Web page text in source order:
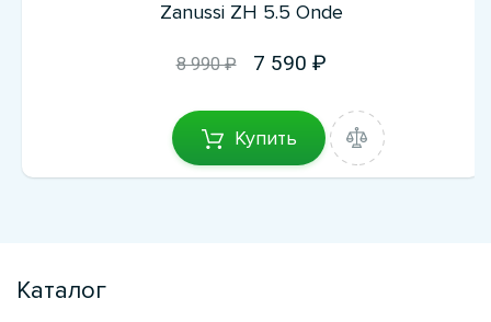
Zanussi ZH 5.5 Onde
8 990 ₽ 7 590
Купить
Каталог